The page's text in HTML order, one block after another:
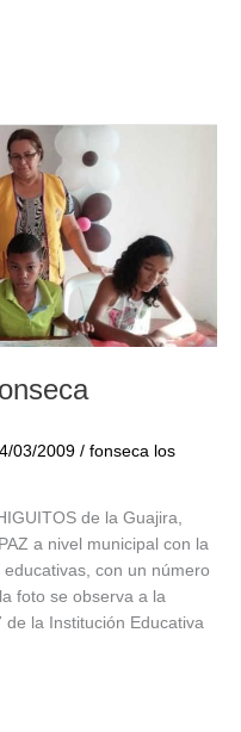
03/2009 / fonseca los
de la Guajira,
a nivel municipal con la
con un número
foto se observa a la
la Institución Educativa